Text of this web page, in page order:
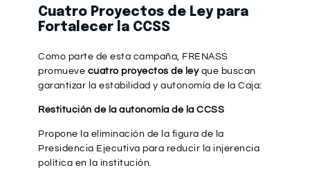
Cuatro Proyectos de Ley para
Fortalecer la CCSS
Como parte de esta campaña, FRENASS
promueve cuatro proyectos de leyque buscan
garantizar la estabilidad y autonomía de la Caja:
Restitución de la autonomía de la CCSS
Propone la eliminación de la figura de la
Presidencia Ejecutiva para reducir la injerencia
política en la institución.